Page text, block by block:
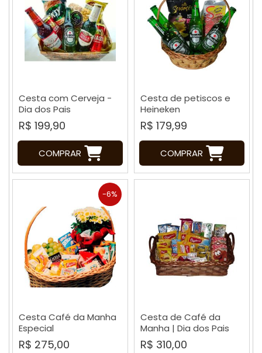
Cesta com Cerveja -
Dia dos Pais
R$ 199,90
COMPRAR
Cesta de petiscos e
Heineken
R$ 179,99
COMPRAR
-6%
Cesta Café da Manha
Especial
R$ 275,00
Cesta de Café da
Manha | Dia dos Pais
R$ 310,00